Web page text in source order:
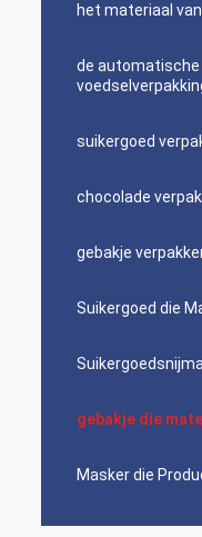
het materiaal
de automatische
suikergoed
chocolade
gebakje
Suikergoed die
gebakje die
Masker die